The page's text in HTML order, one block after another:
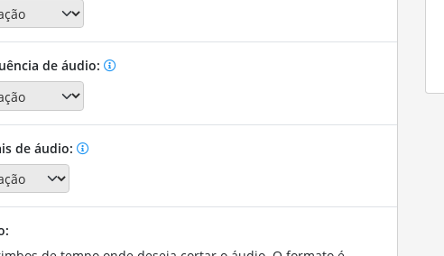
de áudio:
de áudio: